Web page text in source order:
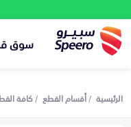
سوق
الرئيسية أقسام القطع كافة